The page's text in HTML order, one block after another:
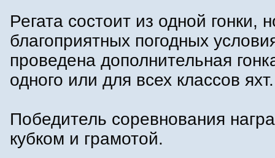
Регата состоит из одной гонки,
благоприятных погодных
проведена дополнительная
одного или для всех классов яхт.
Победитель соревнования
кубком и грамотой.